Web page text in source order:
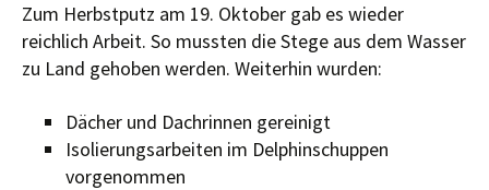
Zum Herbstputz am 19. Oktober gab es wieder
reichlich Arbeit. So mussten die Stege aus dem Wasser
zu Land gehoben werden. Weiterhin wurden:
Dächer und Dachrinnen gereinigt
Isolierungsarbeiten im Delphinschuppen
vorgenommen